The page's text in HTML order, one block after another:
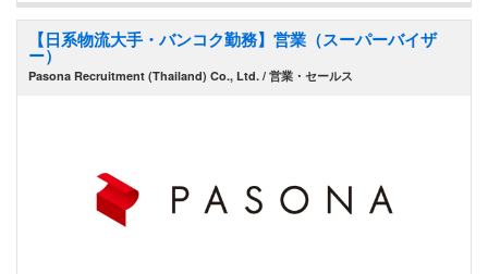
残業手当あり ・夜勤手当あり 【福利厚生】 ・タ
イ語無料教室（毎週1日） ・夜食支給（夜勤社員
向け） ・休憩室に無料の日本のお菓子（毎週設
（家賃7,000バーツ前後のアパートで、ベッド・エ
アコン・ホットシャワー・机・いす・収納などを
完備している物件を紹介。冷蔵庫やTVも無料もし
職）
【日系物流大手・バンコク勤務】営業（スーパーバイザ
ー）
Pasona Recruitment (Thailand) Co., Ltd. / 営業・セールス